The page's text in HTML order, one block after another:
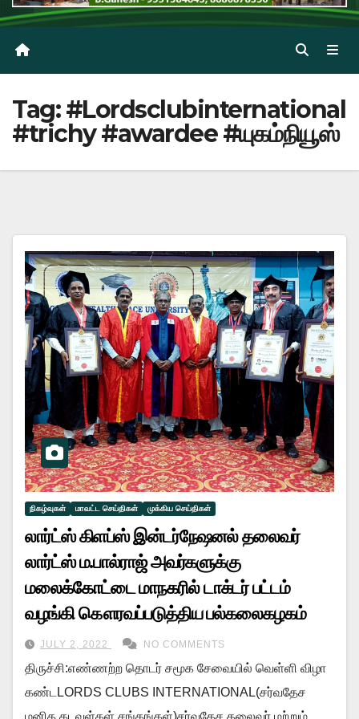
Tag:#Lordsclubinternational
#trichy #awardee #யுகம்நியூஸ்
நிகழ்வுகள் மாவட்ட செய்திகள் முக்கிய செய்திகள்
லார்ட்ஸ் கிளப்ஸ் இன்டர்நேஷனல் தலைவர்
லார்ட்ஸ் ம.பால்ராஜ் அவர்களுக்கு
மலைக்கோட்டை மாநகரில் டாக்டர் பட்டம்
வழங்கி கௌரவப்படுத்திய பல்கலைகழகம்
JULY 2, 2022 NO COMMENTS
திருச்சி:எண்ணற்ற தொடர் சமூக சேவையில் வெள்ளி விழா
கண்டLORDS CLUBS INTERNATIONAL(சர்வதேச